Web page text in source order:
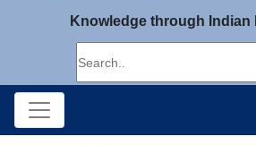
Knowledge through Indian